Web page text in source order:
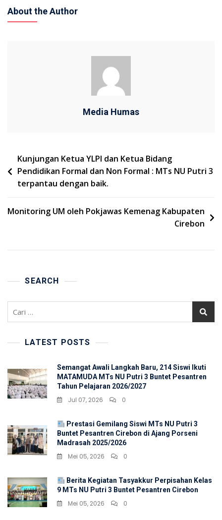
About the Author
Media Humas
Navigasi
pos
Kunjungan Ketua YLPI dan Ketua Bidang
Pendidikan Formal dan Non Formal : MTs NU Putri 3
terpantau dengan baik.
Monitoring UM oleh Pokjawas Kemenag Kabupaten
Cirebon
SEARCH
LATEST POSTS
Semangat Awali Langkah Baru, 214 Siswi Ikuti
MATAMUDA MTs NU Putri 3 Buntet Pesantren
Tahun Pelajaran 2026/2027
Jul 07, 2026 0
Prestasi Gemilang Siswi MTs NU Putri 3
Buntet Pesantren Cirebon di Ajang Porseni
Madrasah 2025/2026
Mei 05, 2026 0
Berita Kegiatan Tasyakkur Perpisahan Kelas
9 MTs NU Putri 3 Buntet Pesantren Cirebon
Mei 05, 2026 0